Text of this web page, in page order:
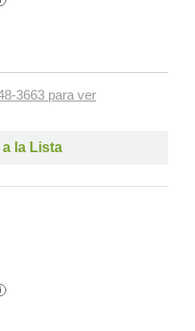
3663 para ver
la Lista
i